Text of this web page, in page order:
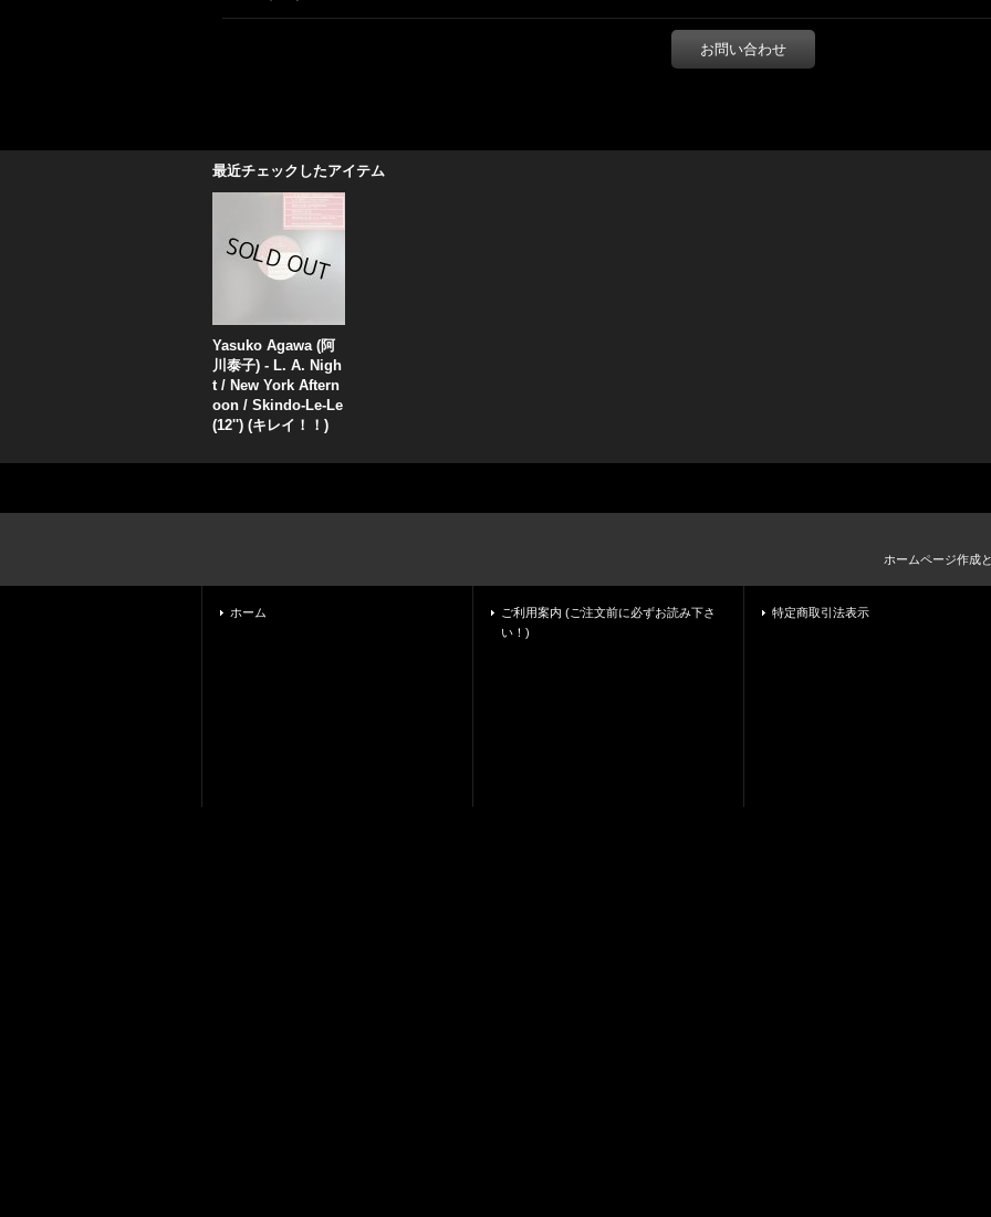
お問い合わせ
最近チェックしたアイテム
Yasuko Agawa (阿
川泰子) - L. A. Nigh
t / New York Aftern
oon / Skindo-Le-Le
(12'') (キレイ！！)
ホームページ作成
ホーム
ご利用案内 (ご注文前に必ずお読み下さ
い！)
特定商取引法表示